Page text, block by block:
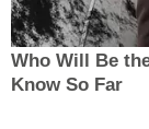
Who Will Be
Know So Far